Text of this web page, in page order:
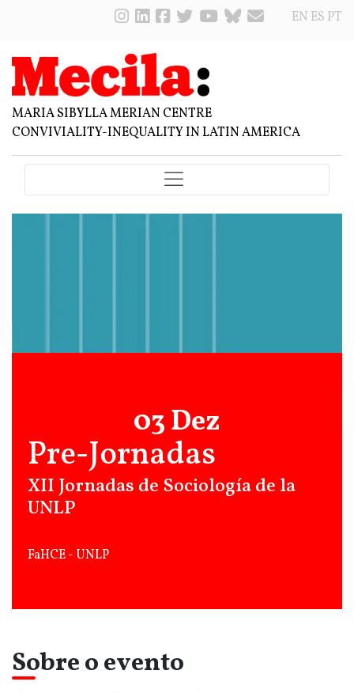
EN ES PT
MARIA SIBYLLA MERIAN CENTRE
CONVIVIALITY-INEQUALITY IN LATIN AMERICA
03 Dez
Pre-Jornadas
XII Jornadas de Sociología de la
UNLP
FaHCE - UNLP
Sobre o evento